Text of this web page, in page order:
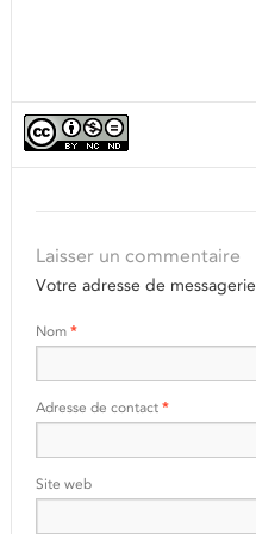
Laisser un commentaire
Votre adresse de
Nom *
Adresse de contact *
Site web